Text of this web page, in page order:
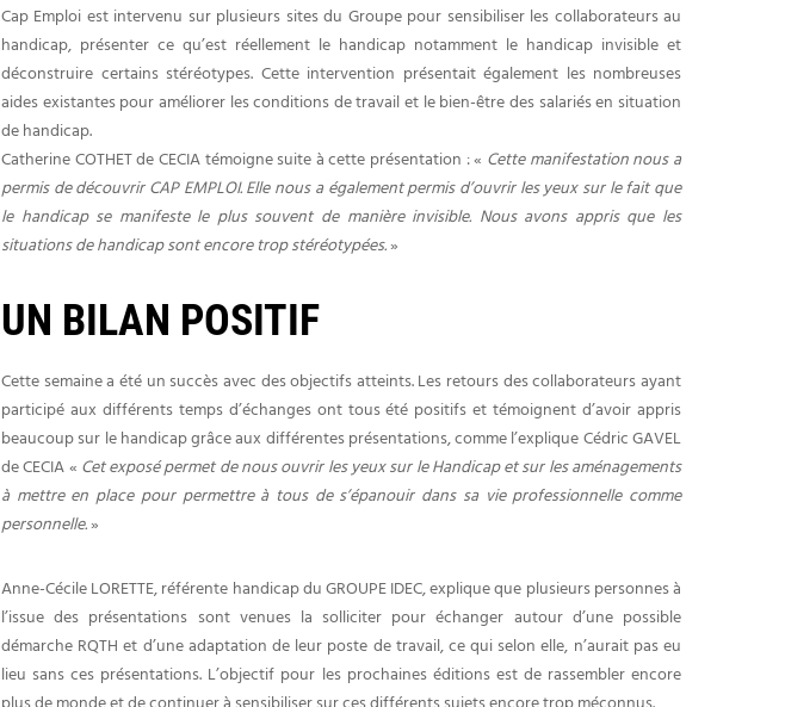
Cap Emploi est intervenu sur plusieurs sites du Groupe pour sensibiliser les collaborateurs au
handicap, présenter ce qu’est réellement le handicap notamment le handicap invisible et
déconstruire certains stéréotypes. Cette intervention présentait également les nombreuses
aides existantes pour améliorer les conditions de travail et le bien-être des salariés en situation
de handicap.
Catherine COTHET de CECIA témoigne suite à cette présentation : « Cette manifestation nous a
permis de découvrir CAP EMPLOI. Elle nous a également permis d’ouvrir les yeux sur le fait que
le handicap se manifeste le plus souvent de manière invisible. Nous avons appris que les
situations de handicap sont encore trop stéréotypées.»
UN BILAN POSITIF
Cette semaine a été un succès avec des objectifs atteints. Les retours des collaborateurs ayant
participé aux différents temps d’échanges ont tous été positifs et témoignent d’avoir appris
beaucoup sur le handicap grâce aux différentes présentations, comme l’explique Cédric GAVEL
de CECIA « Cet exposé permet de nous ouvrir les yeux sur le Handicap et sur les aménagements
à mettre en place pour permettre à tous de s’épanouir dans sa vie professionnelle comme
personnelle.»
Anne-Cécile LORETTE, référente handicap du GROUPE IDEC, explique que plusieurs personnes à
l’issue des présentations sont venues la solliciter pour échanger autour d’une possible
démarche RQTH et d’une adaptation de leur poste de travail, ce qui selon elle, n’aurait pas eu
lieu sans ces présentations. L’objectif pour les prochaines éditions est de rassembler encore